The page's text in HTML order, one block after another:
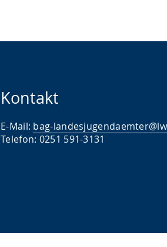
Kontakt
E-Mail: bag-
Telefon: 0251 591-3131